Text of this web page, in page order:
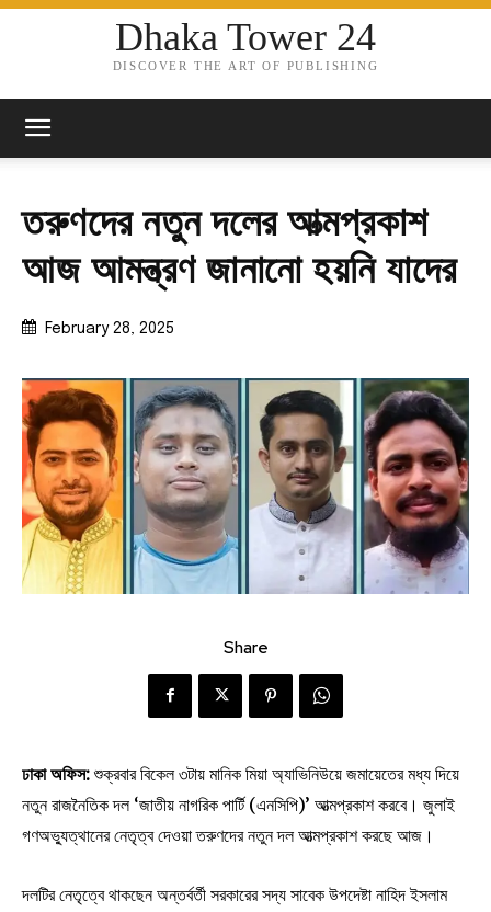
Dhaka Tower 24
DISCOVER THE ART OF PUBLISHING
তরুণদের নতুন দলের আত্মপ্রকাশ
আজ আমন্ত্রণ জানানো হয়নি যাদের
February 28, 2025
Share
ঢাকা অফিস:শুক্রবার বিকেল ৩টায় মানিক মিয়া অ্যাভিনিউয়ে জমায়েতের মধ্য দিয়ে
নতুন রাজনৈতিক দল ‘জাতীয় নাগরিক পার্টি (এনসিপি)’ আত্মপ্রকাশ করবে। জুলাই
গণঅভ্যুত্থানের নেতৃত্ব দেওয়া তরুণদের নতুন দল আত্মপ্রকাশ করছে আজ।
দলটির নেতৃত্বে থাকছেন অন্তর্বর্তী সরকারের সদ্য সাবেক উপদেষ্টা নাহিদ ইসলাম